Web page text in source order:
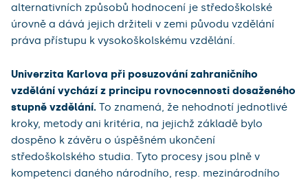
alternativních způsobů hodnocení je středoškolské
úrovně a dává jejich držiteli v zemi původu vzdělání
práva přístupu k vysokoškolskému vzdělání.
Univerzita Karlova při posuzování zahraničního
vzdělání vychází z principu rovnocennosti dosaženého
stupně vzdělání. To znamená, že nehodnotí jednotlivé
kroky, metody ani kritéria, na jejichž základě bylo
dospěno k závěru o úspěšném ukončení
středoškolského studia. Tyto procesy jsou plně v
kompetenci daného národního, resp. mezinárodního